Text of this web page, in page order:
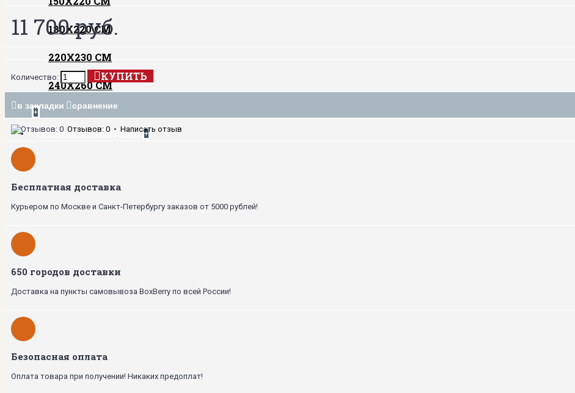
180Х220 СМ
220Х230 СМ
240Х260 СМ
+
ТОВАРЫ СО СКИДКОЙ +
11 700 руб.
Количество: КУПИТЬ
в закладки сравнение
Отзывов: 0 • Написать отзыв
Бесплатная доставка
Курьером по Москве и Санкт-Петербургу заказов от 5000 рублей!
650 городов доставки
Доставка на пункты самовывоза BoxBerry по всей России!
Безопасная оплата
Оплата товара при получении! Никаких предоплат!